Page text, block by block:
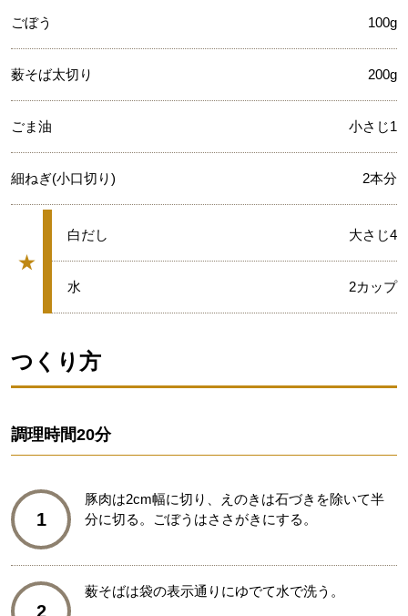
ごぼう 100g
薮そば太切り 200g
ごま油 小さじ1
細ねぎ(小口切り) 2本分
★
グループ
★
白だし 大さじ4
★
水 2カップ
つくり方
調理時間20分
1
豚肉は2cm幅に切り、えのきは石づきを除いて半
分に切る。ごぼうはささがきにする。
2
薮そばは袋の表示通りにゆでて水で洗う。